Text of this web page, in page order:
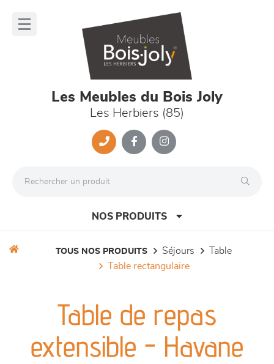
Les Meubles du Bois Joly
Les Herbiers (85)
NOS PRODUITS
meubles de complément
TOUS NOS PRODUITS séjours
table
table rectangulaire
Table de repas
extensible - Havane